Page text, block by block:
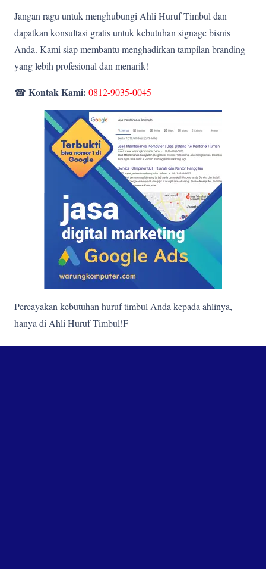
Jangan ragu untuk menghubungi Ahli Huruf Timbul dan
dapatkan konsultasi gratis untuk kebutuhan signage bisnis
Anda. Kami siap membantu menghadirkan tampilan branding
yang lebih profesional dan menarik!
☎ Kontak Kami: 0812-9035-0045
Percayakan kebutuhan huruf timbul Anda kepada ahlinya,
hanya di Ahli Huruf Timbul!F